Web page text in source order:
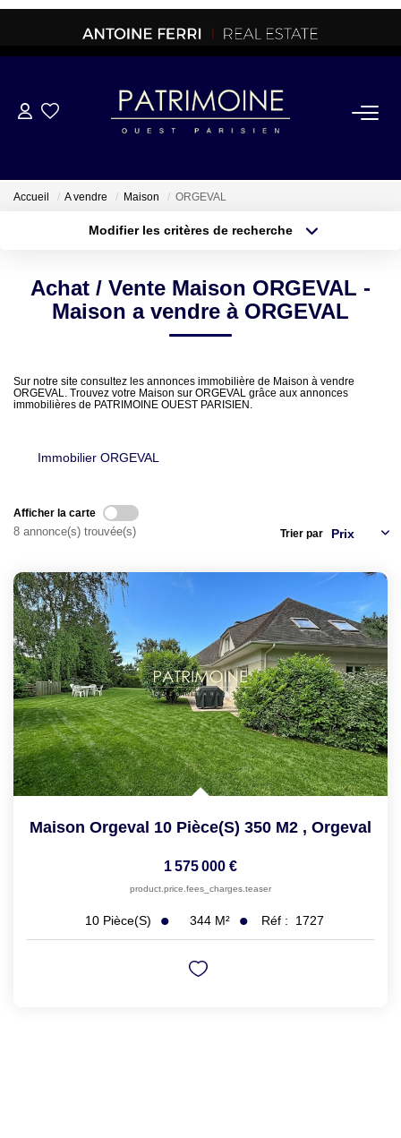
ACHETER
OFF MARKET
BRETAGNE
LOUER
NOTRE AGENCE
Accueil A vendre Maison ORGEVAL
Modifier les critères de recherche
Sélectionnez...
Type de bien
Surface min
Créer une alerte
Achat / Vente Maison ORGEVAL -
Maison a vendre à ORGEVAL
Sur notre site consultez les annonces immobilière de Maison à vendre
ORGEVAL. Trouvez votre Maison sur ORGEVAL grâce aux annonces
immobilières de PATRIMOINE OUEST PARISIEN.
Immobilier ORGEVAL
Afficher la carte
8 annonce(s) trouvée(s) Trier par
Maison Orgeval 10 Pièce(s) 350 M2 , Orgeval
1 575 000 €
product.price.fees_charges.teaser
10 Pièce(s) 344 M² Réf : 1727